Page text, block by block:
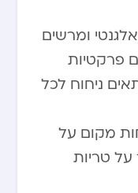
ומרשים
פרקטיות
ניחוח לכל
מקום על
טריות